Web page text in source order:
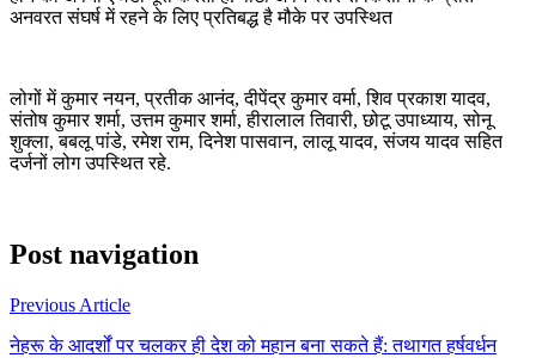
अनवरत संघर्ष में रहने के लिए प्रतिबद्ध है मौके पर उपस्थित
लोगों में कुमार नयन, प्रतीक आनंद, दीपेंद्र कुमार वर्मा, शिव प्रकाश यादव,
संतोष कुमार शर्मा, उत्तम कुमार शर्मा, हीरालाल तिवारी, छोटू उपाध्याय, सोनू
शुक्ला, बबलू पांडे, रमेश राम, दिनेश पासवान, लालू यादव, संजय यादव सहित
दर्जनों लोग उपस्थित रहे.
Post navigation
Previous Article
नेहरू के आदर्शों पर चलकर ही देश को महान बना सकते हैं: तथागत हर्षवर्धन